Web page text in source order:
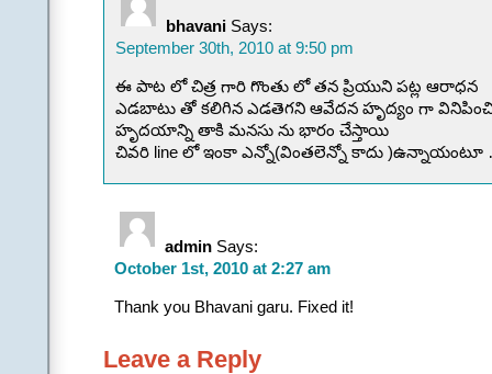
bhavani Says:
September 30th, 2010 at 9:50 pm
ఈ పాట లో చిత్ర గారి గొంతు లో తన ప్రియుని పట్ల ఆరాధన
ఎడబాటు తో కలిగిన ఎడతెగని ఆవేదన హృద్యం గా
హృదయాన్ని తాకి మనసు ను భారం చేస్తాయి
చివరి line లో ఇంకా ఎన్నో(వింతలెన్నో కాదు
admin Says:
October 1st, 2010 at 2:27 am
Thank you Bhavani garu. Fixed it!
Leave a Reply